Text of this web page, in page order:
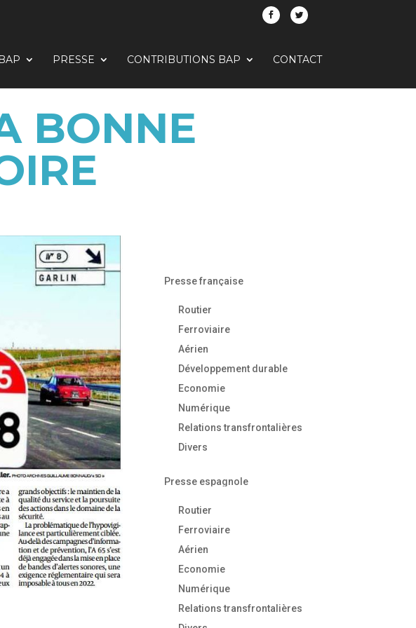
BAP PRESSE CONTRIBUTIONS BAP CONTACT
BONNE
Presse française
Routier
Ferroviaire
Aérien
Développement durable
Economie
Numérique
Relations transfrontalières
Divers
Presse espagnole
Routier
Ferroviaire
Aérien
Economie
Numérique
Relations transfrontalières